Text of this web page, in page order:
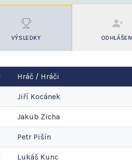
VÝSLEDKY
Hráč / Hráči
Jiří Kocánek
Jakub Zicha
Petr Pišín
Lukáš Kunc